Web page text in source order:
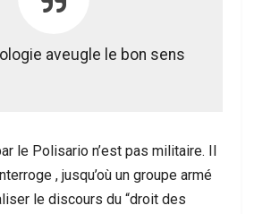
aveugle le bon sens
le Polisario n’est pas militaire. Il
, jusqu’où un groupe armé
le discours du “droit des